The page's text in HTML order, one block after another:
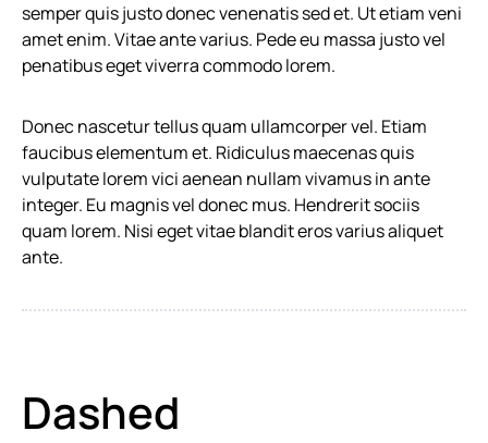
semper quis justo donec venenatis sed et. Ut etiam veni
amet enim. Vitae ante varius. Pede eu massa justo vel
penatibus eget viverra commodo lorem.
Donec nascetur tellus quam ullamcorper vel. Etiam
faucibus elementum et. Ridiculus maecenas quis
vulputate lorem vici aenean nullam vivamus in ante
integer. Eu magnis vel donec mus. Hendrerit sociis
quam lorem. Nisi eget vitae blandit eros varius aliquet
ante.
Dashed